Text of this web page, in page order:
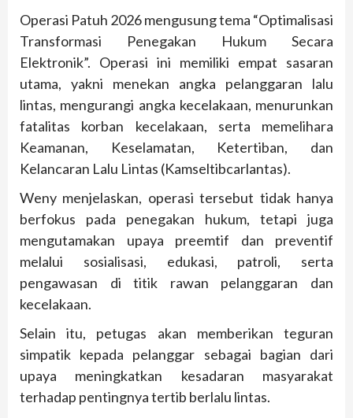
Operasi Patuh 2026 mengusung tema “Optimalisasi
Transformasi Penegakan Hukum Secara
Elektronik”. Operasi ini memiliki empat sasaran
utama, yakni menekan angka pelanggaran lalu
lintas, mengurangi angka kecelakaan, menurunkan
fatalitas korban kecelakaan, serta memelihara
Keamanan, Keselamatan, Ketertiban, dan
Kelancaran Lalu Lintas (Kamseltibcarlantas).
Weny menjelaskan, operasi tersebut tidak hanya
berfokus pada penegakan hukum, tetapi juga
mengutamakan upaya preemtif dan preventif
melalui sosialisasi, edukasi, patroli, serta
pengawasan di titik rawan pelanggaran dan
kecelakaan.
Selain itu, petugas akan memberikan teguran
simpatik kepada pelanggar sebagai bagian dari
upaya meningkatkan kesadaran masyarakat
terhadap pentingnya tertib berlalu lintas.